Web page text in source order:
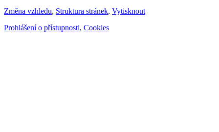
Změna vzhledu, Struktura stránek, Vytisknout
Prohlášení o přístupnosti, Cookies